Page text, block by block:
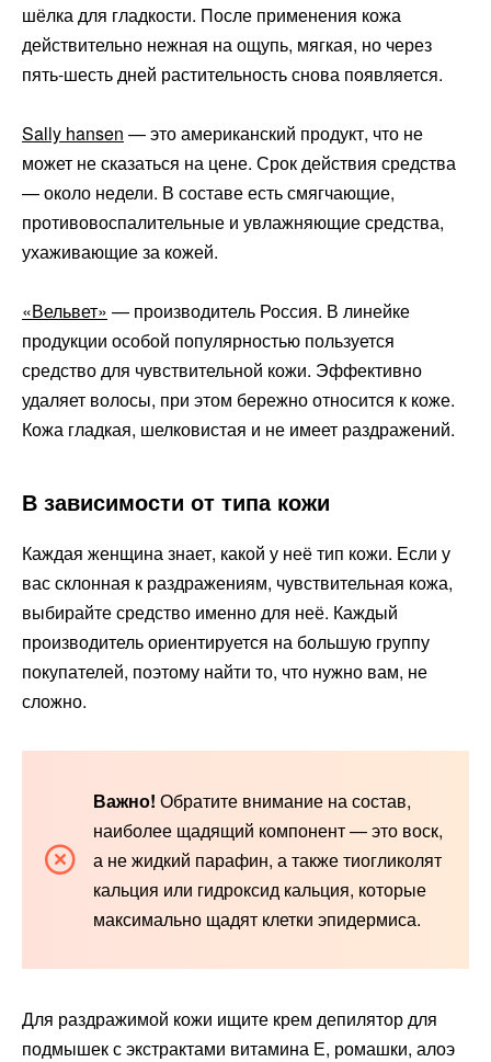
шёлка для гладкости. После применения кожа
действительно нежная на ощупь, мягкая, но через
пять-шесть дней растительность снова появляется.
Sally hansen — это американский продукт, что не
может не сказаться на цене. Срок действия средства
— около недели. В составе есть смягчающие,
противовоспалительные и увлажняющие средства,
ухаживающие за кожей.
«Вельвет» — производитель Россия. В линейке
продукции особой популярностью пользуется
средство для чувствительной кожи. Эффективно
удаляет волосы, при этом бережно относится к коже.
Кожа гладкая, шелковистая и не имеет раздражений.
В зависимости от типа кожи
Каждая женщина знает, какой у неё тип кожи. Если у
вас склонная к раздражениям, чувствительная кожа,
выбирайте средство именно для неё. Каждый
производитель ориентируется на большую группу
покупателей, поэтому найти то, что нужно вам, не
сложно.
Важно! Обратите внимание на состав,
наиболее щадящий компонент — это воск,
а не жидкий парафин, а также тиогликолят
кальция или гидроксид кальция, которые
максимально щадят клетки эпидермиса.
Для раздражимой кожи ищите крем депилятор для
подмышек с экстрактами витамина Е, ромашки, алоэ